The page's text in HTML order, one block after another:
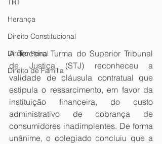
TRT
Herança
Direito Constitucional
Direito Penal
Direito de Família
A Terceira Turma do Superior Tribunal
de Justiça (STJ) reconheceu a
validade de cláusula contratual que
estipula o ressarcimento, em favor da
instituição financeira, do custo
administrativo de cobrança de
consumidores inadimplentes. De forma
unânime, o colegiado concluiu que a